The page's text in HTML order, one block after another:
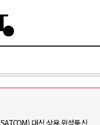
대신 상용 위성통신